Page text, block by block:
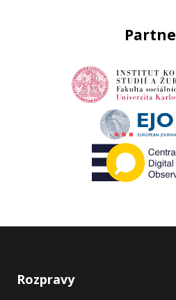
Rozpravy